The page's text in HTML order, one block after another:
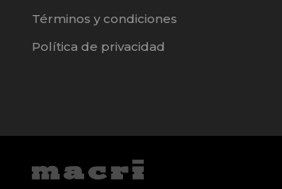
Términos y condiciones
Política de privacidad